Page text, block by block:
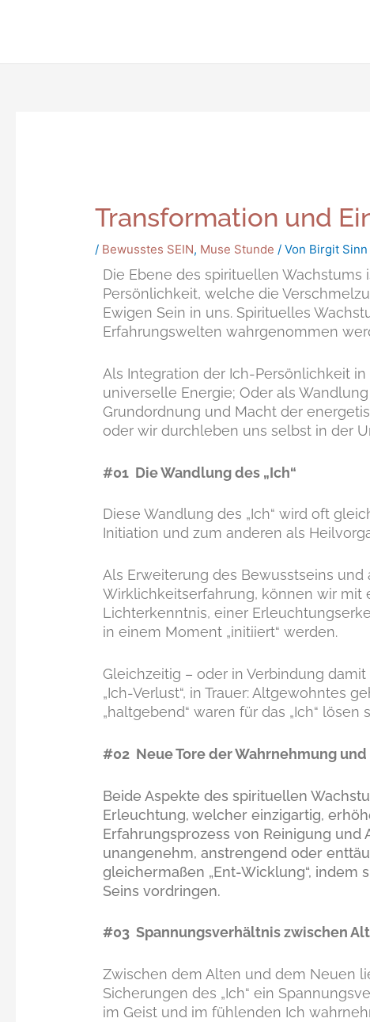
Transformation und
/ Bewusstes SEIN, Muse Stunde / Von Birgit
Die Ebene des spirituellen
Persönlichkeit, welche die
Ewigen Sein in uns. Spirituelles
Erfahrungswelten wahrgenommen
Als Integration der Ich-Persönlichkeit in
universelle Energie; Oder als
Grundordnung und Macht der
oder wir durchleben uns selbst in der
#01 Die Wandlung des „Ich“
Diese Wandlung des „Ich“ wird oft
Initiation und zum anderen als
Als Erweiterung des Bewusstseins
Wirklichkeitserfahrung, können wir mit
Lichterkenntnis, einer
in einem Moment „initiiert“ werden.
Gleichzeitig – oder in Verbindung damit
„Ich-Verlust“, in Trauer: Altgewohntes
„haltgebend“ waren für das „Ich“ lösen
#02 Neue Tore der Wahrnehmung
Beide Aspekte des spirituellen
Erleuchtung, welcher einzigartig,
Erfahrungsprozess von Reinigung
unangenehm, anstrengend oder
gleichermaßen „Ent-Wicklung“,
Seins vordringen.
#03 Spannungsverhältnis zwischen
Zwischen dem Alten und dem Neuen
Sicherungen des „Ich“ ein
im Geist und im fühlenden Ich